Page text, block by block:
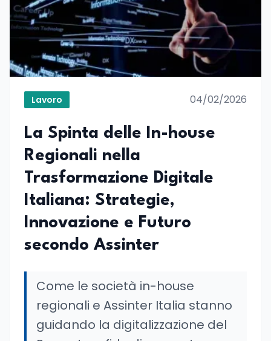
Lavoro 04/02/2026
La Spinta delle In-house
Regionali nella
Trasformazione Digitale
Italiana: Strategie,
Innovazione e Futuro
secondo Assinter
Come le società in-house
regionali e Assinter Italia stanno
guidando la digitalizzazione del